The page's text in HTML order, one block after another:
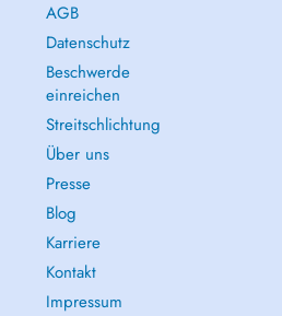
AGB
Datenschutz
Beschwerde
einreichen
Streitschlichtung
Über uns
Presse
Blog
Karriere
Kontakt
Impressum